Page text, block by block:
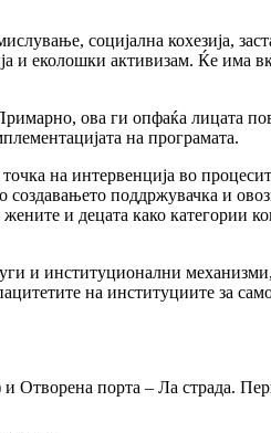
социјална кохезија,
и еколошки активизам. Ќе има
ова ги опфаќа лицата
на програмата.
на интервенција во
создавањето поддржувачка и
и децата како категории
и институционални
на институциите за
Отворена порта – Ла страда.